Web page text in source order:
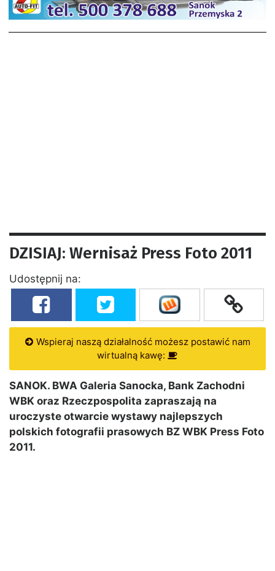
DZISIAJ: Wernisaż Press Foto 2011
Udostępnij na:
Wspieraj naszą działalność możesz postawić nam
wirtualną kawę:
SANOK. BWA Galeria Sanocka, Bank Zachodni
WBK oraz Rzeczpospolita zapraszają na
uroczyste otwarcie wystawy najlepszych
polskich fotografii prasowych BZ WBK Press Foto
2011.